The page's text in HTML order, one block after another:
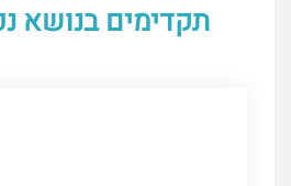
תקדימים בנושא